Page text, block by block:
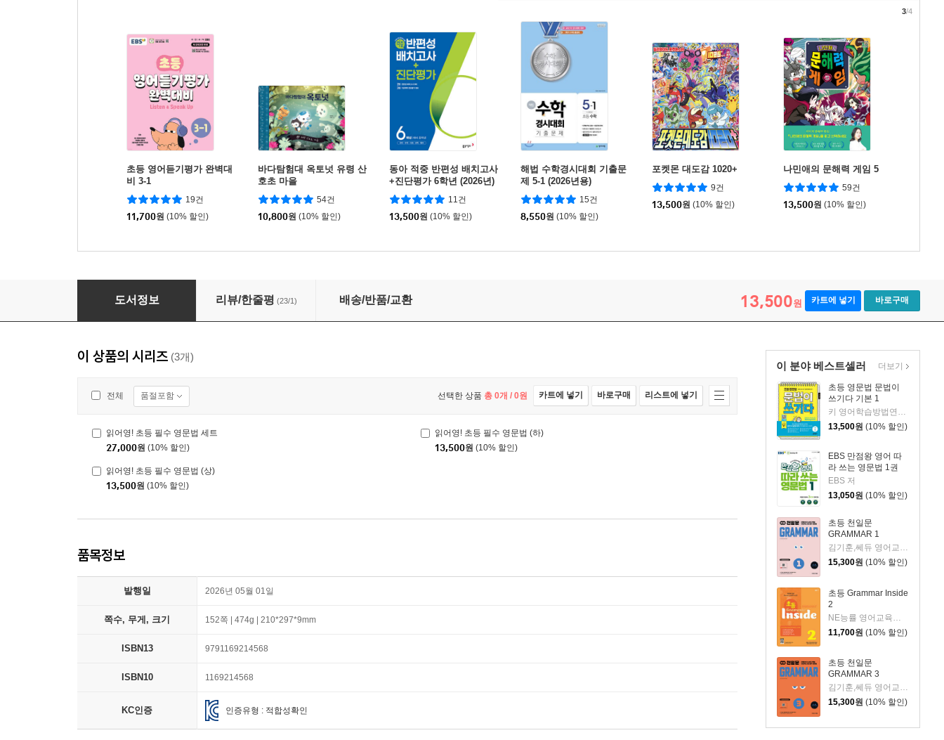
초등 영어듣기평가 완벽대
비 3-1
19건
11,700원 (10% 할인)
바다탐험대 옥토넛 유령 산
호초 마을
54건
10,800원 (10% 할인)
동아 적중 반편성 배치고사
+진단평가 6학년 (2026년)
11건
13,500원 (10% 할인)
해법 수학경시대회 기출문
제 5-1 (2026년용)
15건
8,550원 (10% 할인)
포켓몬 대도감 1020+
9건
13,500원 (10% 할인)
나민애의 문해력 게임 5
59건
13,500원 (10% 할인)
3/4
읽어영! 초등 필수 영문법 (상)
도서정보 리뷰/한줄평 (23/1) 배송/반품/교환 13,500원 카트에 넣기 바로구매
이 분야 베스트셀러
초등 영문법 문법이
쓰기다 기본 1
키 영어학습방법연구소 저
13,500원 (10% 할인)
EBS 만점왕 영어 따
라 쓰는 영문법 1권
EBS 저
13,050원 (10% 할인)
초등 천일문
GRAMMAR 1
15,300원 (10% 할인)
초등 Grammar Inside
2
11,700원 (10% 할인)
초등 천일문
GRAMMAR 3
김기훈,쎄듀 영어교육연구센터 저
15,300원 (10% 할인)
더보기
이 상품의 시리즈 (3개)
전체 품절포함 선택한 상품 총 0개 / 0원 카트에 넣기 바로구매 리스트에 넣기
읽어영! 초등 필수 영문법 세트
27,000원 (10% 할인)
읽어영! 초등 필수 영문법 (하)
13,500원 (10% 할인)
읽어영! 초등 필수 영문법 (상)
13,500원 (10% 할인)
품목정보
발행일 2026년 05월 01일
쪽수, 무게, 크기 152쪽 | 474g | 210*297*9mm
ISBN13 9791169214568
ISBN10 1169214568
KC인증 인증유형 : 적합성확인